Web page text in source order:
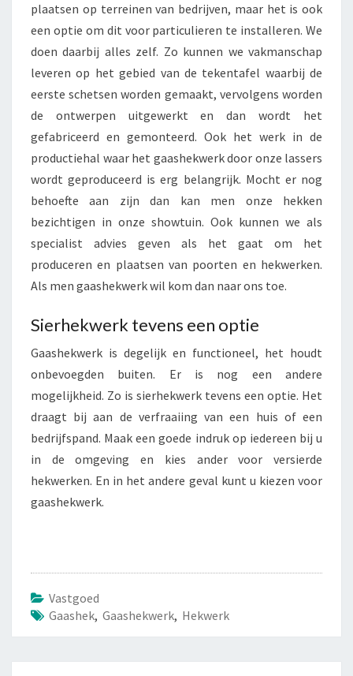
plaatsen op terreinen van bedrijven, maar het is ook
een optie om dit voor particulieren te installeren. We
doen daarbij alles zelf. Zo kunnen we vakmanschap
leveren op het gebied van de tekentafel waarbij de
eerste schetsen worden gemaakt, vervolgens worden
de ontwerpen uitgewerkt en dan wordt het
gefabriceerd en gemonteerd. Ook het werk in de
productiehal waar het gaashekwerk door onze lassers
wordt geproduceerd is erg belangrijk. Mocht er nog
behoefte aan zijn dan kan men onze hekken
bezichtigen in onze showtuin. Ook kunnen we als
specialist advies geven als het gaat om het
produceren en plaatsen van poorten en hekwerken.
Als men gaashekwerk wil kom dan naar ons toe.
Sierhekwerk tevens een optie
Gaashekwerk is degelijk en functioneel, het houdt
onbevoegden buiten. Er is nog een andere
mogelijkheid. Zo is sierhekwerk tevens een optie. Het
draagt bij aan de verfraaiing van een huis of een
bedrijfspand. Maak een goede indruk op iedereen bij u
in de omgeving en kies ander voor versierde
hekwerken. En in het andere geval kunt u kiezen voor
gaashekwerk.
Vastgoed
Gaashek, Gaashekwerk, Hekwerk